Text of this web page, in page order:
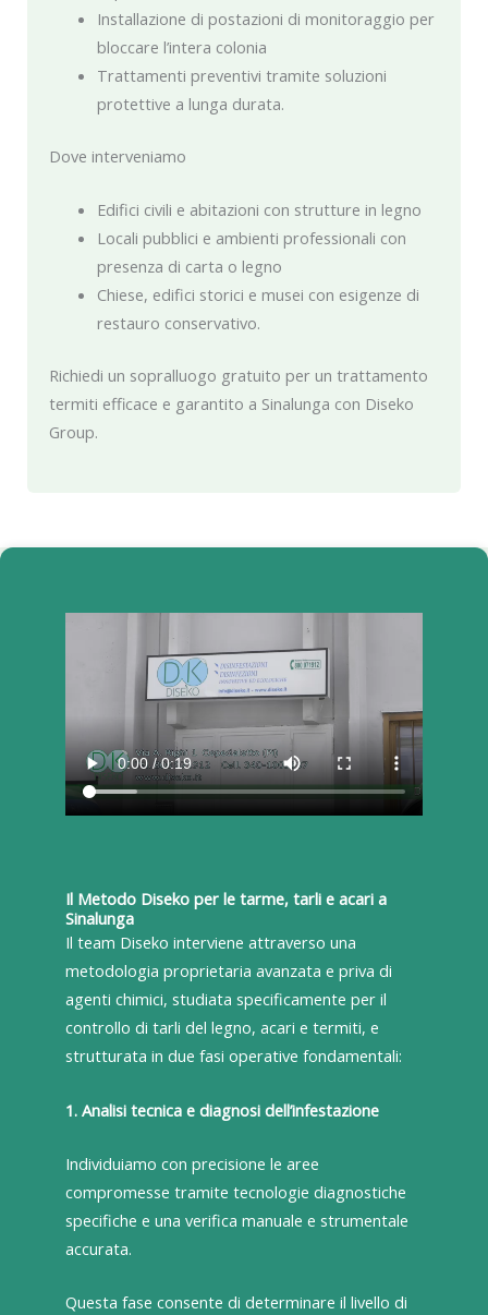
Installazione di postazioni di monitoraggio per
bloccare l’intera colonia
Trattamenti preventivi tramite soluzioni
protettive a lunga durata.
Dove interveniamo
Edifici civili e abitazioni con strutture in legno
Locali pubblici e ambienti professionali con
presenza di carta o legno
Chiese, edifici storici e musei con esigenze di
restauro conservativo.
Richiedi un sopralluogo gratuito per un trattamento
termiti efficace e garantito a Sinalunga con Diseko
Group.
Il Metodo Diseko per le tarme, tarli e acari a
Sinalunga
Il team Diseko interviene attraverso una
metodologia proprietaria avanzata e priva di
agenti chimici, studiata specificamente per il
controllo di tarli del legno, acari e termiti, e
strutturata in due fasi operative fondamentali:
1. Analisi tecnica e diagnosi dell’infestazione
Individuiamo con precisione le aree
compromesse tramite tecnologie diagnostiche
specifiche e una verifica manuale e strumentale
accurata.
Questa fase consente di determinare il livello di